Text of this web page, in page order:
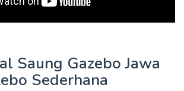
Saung Gazebo Jawa
Sederhana